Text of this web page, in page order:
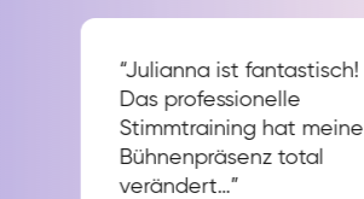
“Julianna ist fantastisch!
Das professionelle
Stimmtraining hat meine
Bühnenpräsenz total
verändert…”